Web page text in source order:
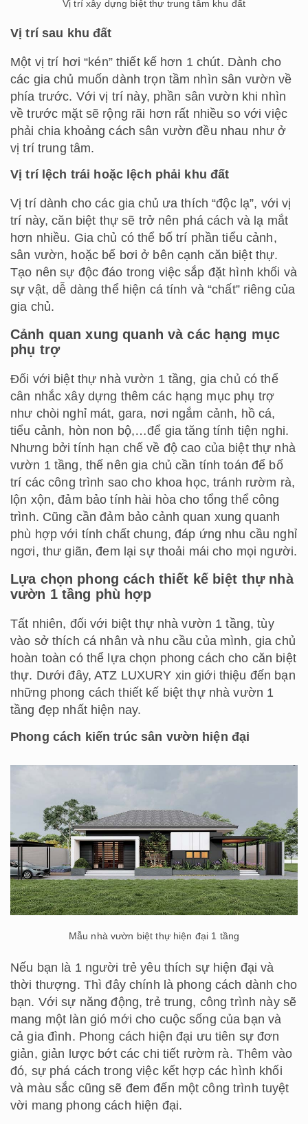
Vị trí xây dựng biệt thự trung tâm khu đất
Vị trí sau khu đất
Một vị trí hơi “kén” thiết kế hơn 1 chút. Dành cho
các gia chủ muốn dành trọn tầm nhìn sân vườn về
phía trước. Với vị trí này, phần sân vườn khi nhìn
về trước mặt sẽ rộng rãi hơn rất nhiều so với việc
phải chia khoảng cách sân vườn đều nhau như ở
vị trí trung tâm.
Vị trí lệch trái hoặc lệch phải khu đất
Vị trí dành cho các gia chủ ưa thích “độc lạ”, với vị
trí này, căn biệt thự sẽ trở nên phá cách và lạ mắt
hơn nhiều. Gia chủ có thể bố trí phần tiểu cảnh,
sân vườn, hoặc bể bơi ở bên cạnh căn biệt thự.
Tạo nên sự độc đáo trong việc sắp đặt hình khối và
sự vật, dễ dàng thể hiện cá tính và “chất” riêng của
gia chủ.
Cảnh quan xung quanh và các hạng mục
phụ trợ
Đối với biệt thự nhà vườn 1 tầng, gia chủ có thể
cân nhắc xây dựng thêm các hạng mục phụ trợ
như chòi nghỉ mát, gara, nơi ngắm cảnh, hồ cá,
tiểu cảnh, hòn non bộ,…để gia tăng tính tiện nghi.
Nhưng bởi tính hạn chế về độ cao của biệt thự nhà
vườn 1 tầng, thế nên gia chủ cần tính toán để bố
trí các công trình sao cho khoa học, tránh rườm rà,
lộn xộn, đảm bảo tính hài hòa cho tổng thể công
trình. Cũng cần đảm bảo cảnh quan xung quanh
phù hợp với tính chất chung, đáp ứng nhu cầu nghỉ
ngơi, thư giãn, đem lại sự thoải mái cho mọi người.
Lựa chọn phong cách thiết kế biệt thự nhà
vườn 1 tầng phù hợp
Tất nhiên, đối với biệt thự nhà vườn 1 tầng, tùy
vào sở thích cá nhân và nhu cầu của mình, gia chủ
hoàn toàn có thể lựa chọn phong cách cho căn biệt
thự. Dưới đây, ATZ LUXURY xin giới thiệu đến bạn
những phong cách thiết kế biệt thự nhà vườn 1
tầng đẹp nhất hiện nay.
Phong cách kiến trúc sân vườn hiện đại
Mẫu nhà vườn biệt thự hiện đại 1 tầng
Nếu bạn là 1 người trẻ yêu thích sự hiện đại và
thời thượng. Thì đây chính là phong cách dành cho
bạn. Với sự năng động, trẻ trung, công trình này sẽ
mang một làn gió mới cho cuộc sống của bạn và
cả gia đình. Phong cách hiện đại ưu tiên sự đơn
giản, giản lược bớt các chi tiết rườm rà. Thêm vào
đó, sự phá cách trong việc kết hợp các hình khối
và màu sắc cũng sẽ đem đến một công trình tuyệt
vời mang phong cách hiện đại.